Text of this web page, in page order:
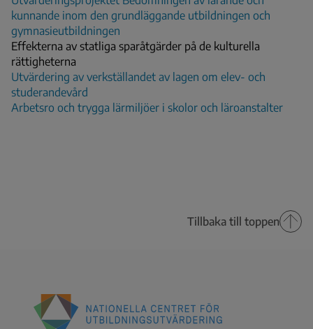
kunnande inom den grundläggande utbildningen och
gymnasieutbildningen
Effekterna av statliga sparåtgärder på de kulturella
rättigheterna
Utvärdering av verkställandet av lagen om elev- och
studerandevård
Arbetsro och trygga lärmiljöer i skolor och läroanstalter
Tillbaka till toppen